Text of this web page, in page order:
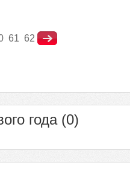
61 62
года (0)